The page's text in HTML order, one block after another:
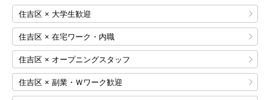
住吉区 × 大学生歓迎
住吉区 × 在宅ワーク・内職
住吉区 × オープニングスタッフ
住吉区 × 副業・Ｗワーク歓迎